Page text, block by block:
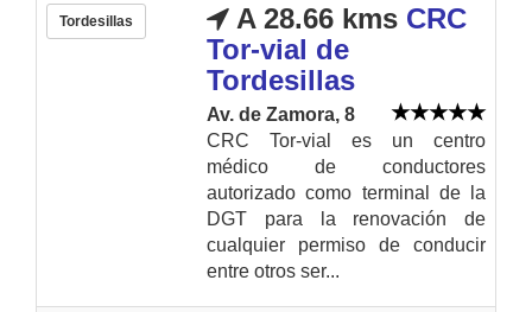
Tordesillas A 28.66 kms CRC
Tor-vial de
Tordesillas
Av. de Zamora, 8
CRC Tor-vial es un centro
médico de conductores
autorizado como terminal de la
DGT para la renovación de
cualquier permiso de conducir
entre otros ser...